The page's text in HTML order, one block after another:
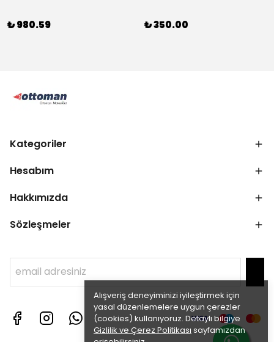
Alışveriş deneyiminizi iyileştirmek için
yasal düzenlemelere uygun çerezler
(cookies) kullanıyoruz. Detaylı bilgiye
Gizlilik ve Çerez Politikası sayfamızdan
₺ 980.59 ₺ 350.00
Kategoriler
Hesabım
Hakkımızda
Sözleşmeler